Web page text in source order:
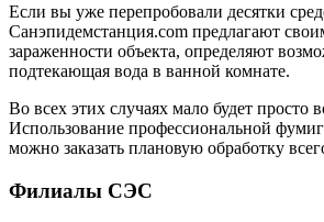
Если вы уже перепробовали десятки
Санэпидемстанция.com предлагают
зараженности объекта, определяют
подтекающая вода в ванной комнате.
Во всех этих случаях мало будет
Использование профессиональной
можно заказать плановую обработку
Филиалы СЭС